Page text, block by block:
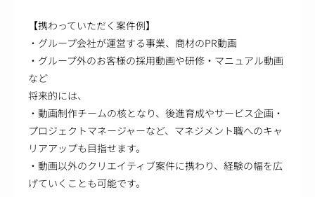
【携わっていただく案件例】
・グループ会社が運営する事業、商材のPR動画
・グループ外のお客様の採用動画や研修・マニュアル動画
など
将来的には、
・動画制作チームの核となり、後進育成やサービス企画・
プロジェクトマネージャーなど、マネジメント職へのキャ
リアアップも目指せます。
・動画以外のクリエイティブ案件に携わり、経験の幅を広
げていくことも可能です。